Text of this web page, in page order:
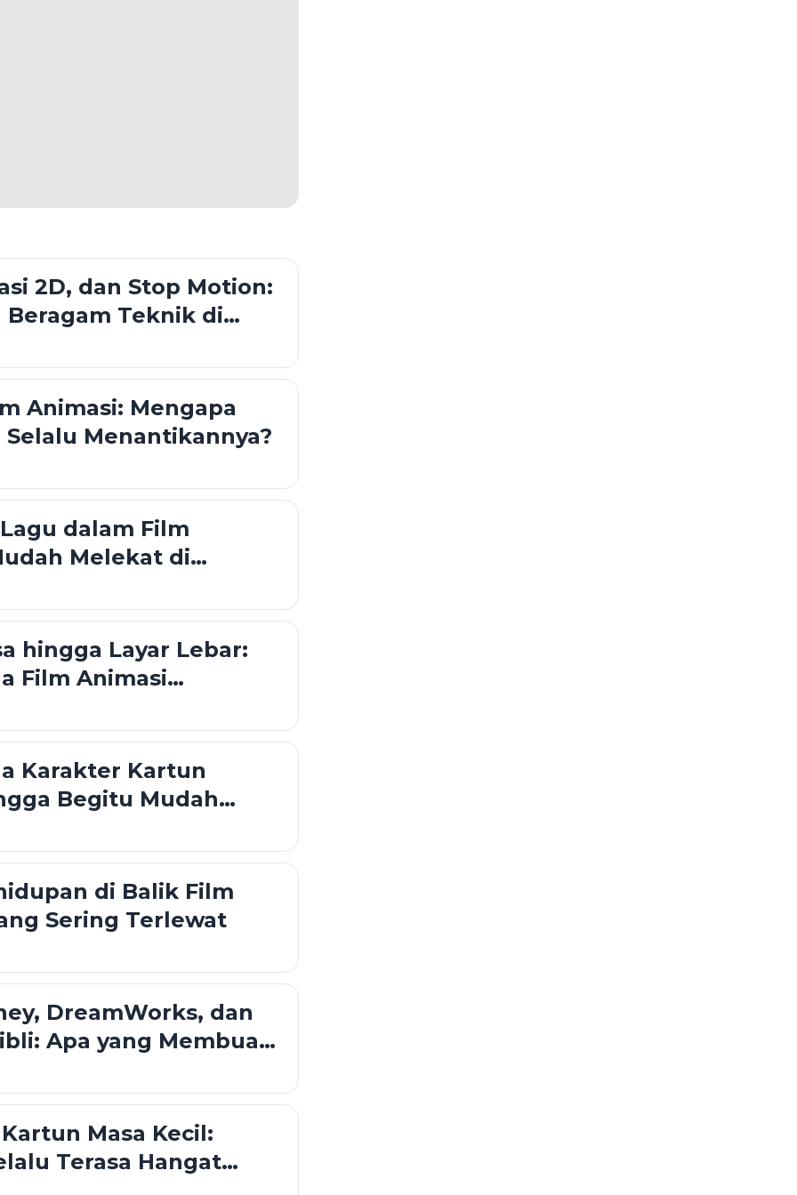
2D, dan Stop Motion:
Beragam Teknik di
Animasi: Mengapa
Menantikannya?
dalam Film
Melekat di
hingga Layar Lebar:
Film Animasi
Karakter Kartun
Begitu Mudah
di Balik Film
Sering Terlewat
DreamWorks, dan
Apa yang Membuat
Mereka Berbeda?
Masa Kecil:
Terasa Hangat